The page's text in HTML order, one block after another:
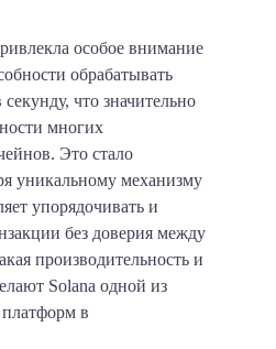
особое внимание
обрабатывать
что значительно
многих
Это стало
уникальному механизму
упорядочивать и
без доверия между
производительность и
Solana одной из
в